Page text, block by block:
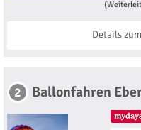
Details
2 Ballonfahren